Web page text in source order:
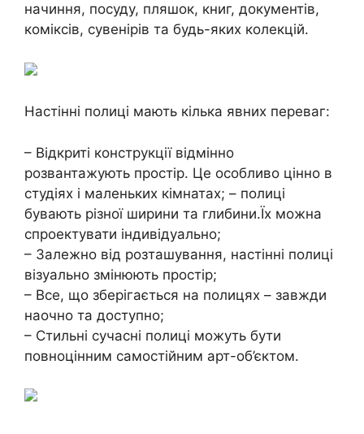
начиння, посуду, пляшок, книг, документів,
коміксів, сувенірів та будь-яких колекцій.
Настінні полиці мають кілька явних переваг:
– Відкриті конструкції відмінно
розвантажують простір. Це особливо цінно в
студіях і маленьких кімнатах; – полиці
бувають різної ширини та глибини.Їх можна
спроектувати індивідуально;
– Залежно від розташування, настінні полиці
візуально змінюють простір;
– Все, що зберігається на полицях – завжди
наочно та доступно;
– Стильні сучасні полиці можуть бути
повноцінним самостійним арт-об’єктом.